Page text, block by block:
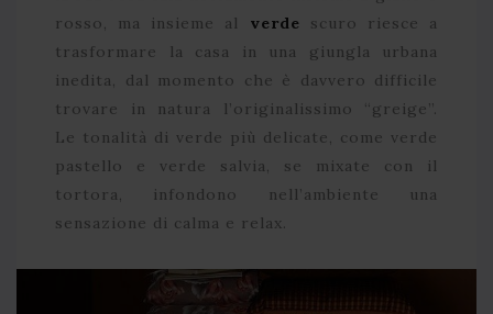
rosso, ma insieme al verde scuro riesce a
trasformare la casa in una giungla urbana
inedita, dal momento che è davvero difficile
trovare in natura l’originalissimo “greige”.
Le tonalità di verde più delicate, come verde
pastello e verde salvia, se mixate con il
tortora, infondono nell’ambiente una
sensazione di calma e relax.